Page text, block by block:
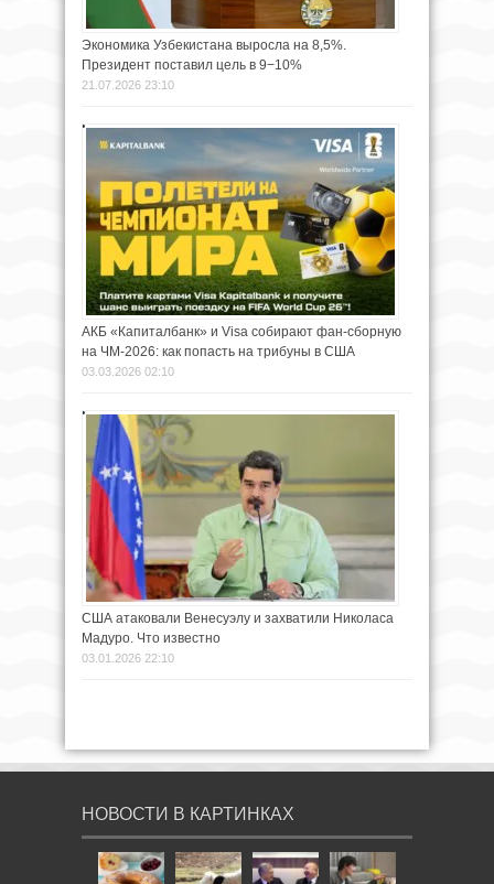
Экономика Узбекистана выросла на 8,5%.
Президент поставил цель в 9−10%
21.07.2026 23:10
АКБ «Капиталбанк» и Visa собирают фан-сборную
на ЧМ-2026: как попасть на трибуны в США
03.03.2026 02:10
США атаковали Венесуэлу и захватили Николаса
Мадуро. Что известно
03.01.2026 22:10
НОВОСТИ В КАРТИНКАХ